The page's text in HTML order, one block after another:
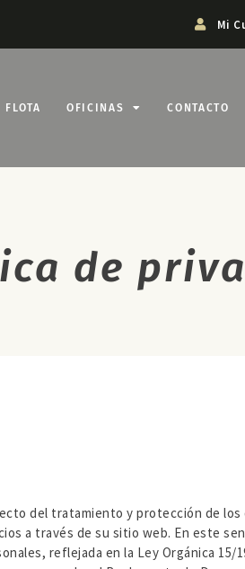
Mi
FLOTA OFICINAS CONTACTO
de
del tratamiento y protección de
a través de su sitio web. En este
reflejada en la Ley Orgánica 15/